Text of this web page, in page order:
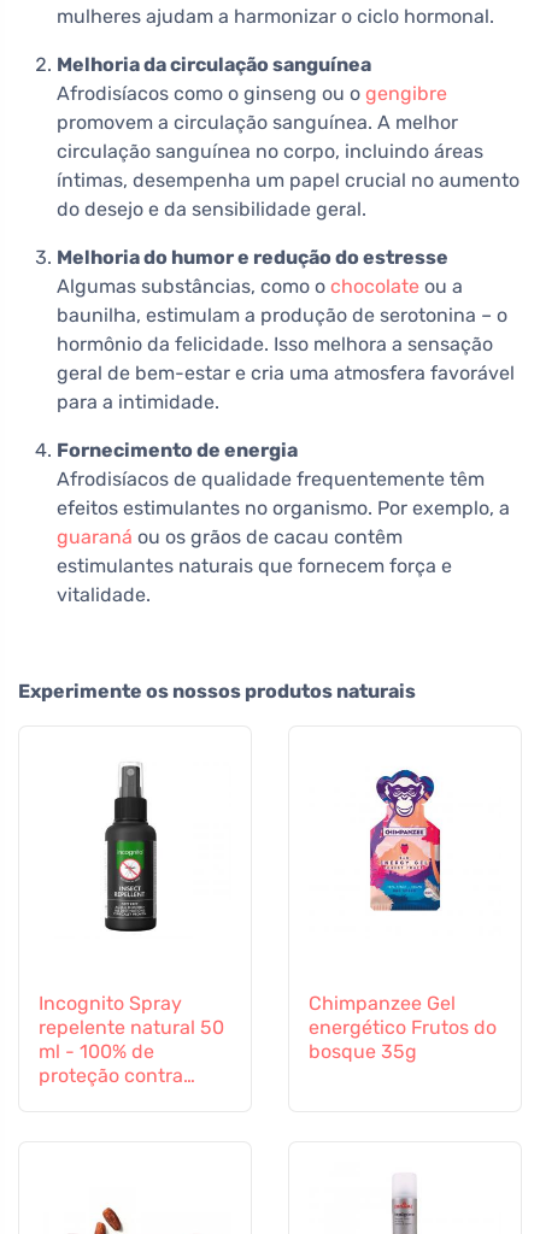
mulheres ajudam a harmonizar o ciclo hormonal.
Melhoria da circulação sanguínea
Afrodisíacos como o ginseng ou o gengibre
promovem a circulação sanguínea. A melhor
circulação sanguínea no corpo, incluindo áreas
íntimas, desempenha um papel crucial no aumento
do desejo e da sensibilidade geral.
Melhoria do humor e redução do estresse
Algumas substâncias, como o chocolate ou a
baunilha, estimulam a produção de serotonina – o
hormônio da felicidade. Isso melhora a sensação
geral de bem-estar e cria uma atmosfera favorável
para a intimidade.
Fornecimento de energia
Afrodisíacos de qualidade frequentemente têm
efeitos estimulantes no organismo. Por exemplo, a
guaraná ou os grãos de cacau contêm
estimulantes naturais que fornecem força e
vitalidade.
Experimente os nossos produtos naturais
Incognito Spray
repelente natural 50
ml - 100% de
proteção contra
Chimpanzee Gel
energético Frutos do
bosque 35g